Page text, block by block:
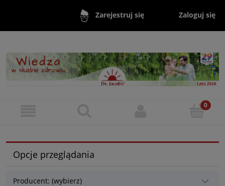
Zarejestruj się Zaloguj się
Opcje przeglądania
Producent: (wybierz)